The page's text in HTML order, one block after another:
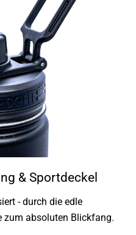
& Sportdeckel
- durch die edle
zum absoluten Blickfang.